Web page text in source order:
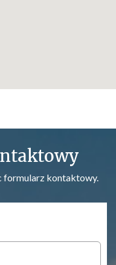
formularz kontaktowy.